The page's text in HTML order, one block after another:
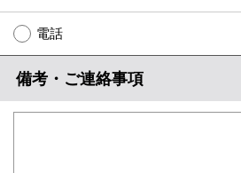
電話
備考・ご連絡事項